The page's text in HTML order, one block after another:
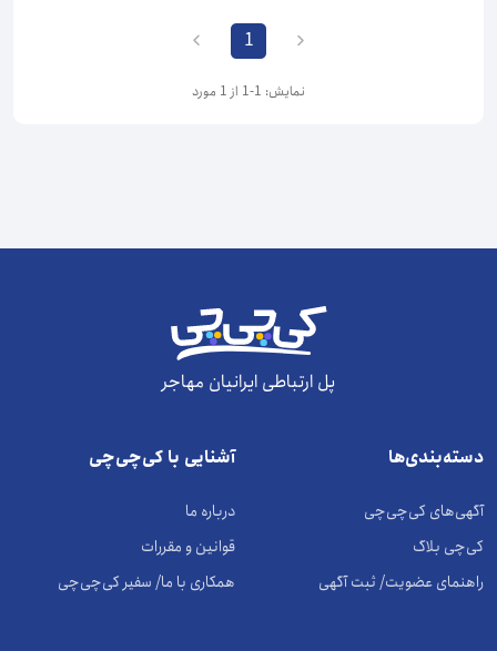
1
نمایش: 1-1 از 1 مورد
پل ارتباطی ایرانیان مهاجر
دسته‌بندی‌ها
آگهی‌های کی‌چی‌چی
کی‌چی بلاگ
راهنمای عضویت/ ثبت آگهی
آشنایی با کی‌چی‌چی
درباره ما
قوانین و مقررات
همکاری با ما/ سفیر کی‌چی‌چی